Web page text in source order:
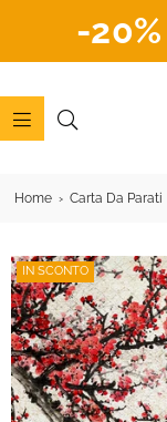
-20%
Home Carta Da Parati
IN SCONTO